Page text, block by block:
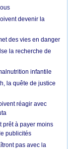
devenir la
des vies en danger
la recherche de
infantile
la quête de justice
réagir avec
prêt à payer moins
publicités
pas avec la